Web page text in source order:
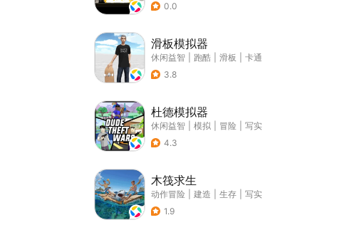
0.0
滑板模拟器
休闲益智 跑酷 滑板
卡通
3.8
杜德模拟器
休闲益智 模拟 冒险
写实
4.3
木筏求生
动作冒险 建造 生存
写实
1.9